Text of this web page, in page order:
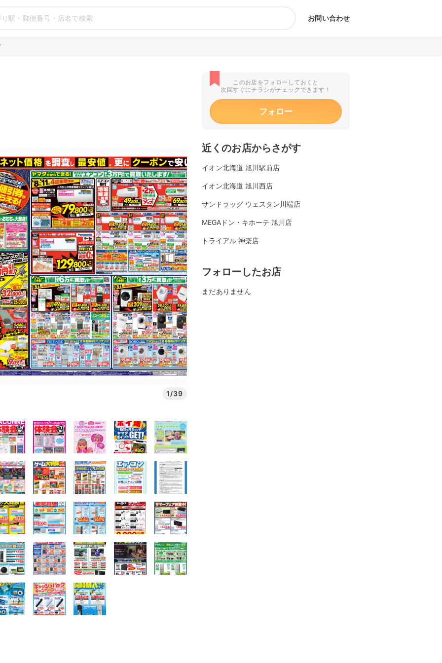
お問い合わせ
1/39
このお店をフォローしておくと
次回すぐにチラシがチェックできます！
フォロー
近くのお店からさがす
イオン北海道 旭川駅前店
イオン北海道 旭川西店
サンドラッグ ウェスタン川端店
MEGAドン・キホーテ 旭川店
トライアル 神楽店
フォローしたお店
まだありません